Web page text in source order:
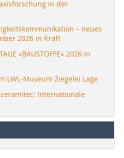
in der
– neues
2026 in Kraft
»BAUSTOFFE« 2026 in
LWL-Museum Ziegelei Lage
Internationale